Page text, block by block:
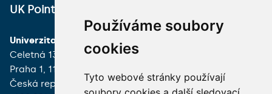
Používáme soubory
cookies
Tyto webové stránky používají
UK Point
Univerzita Karlova
Celetná 13
Praha 1, 116 36
Česká republika
JAK K NÁM?